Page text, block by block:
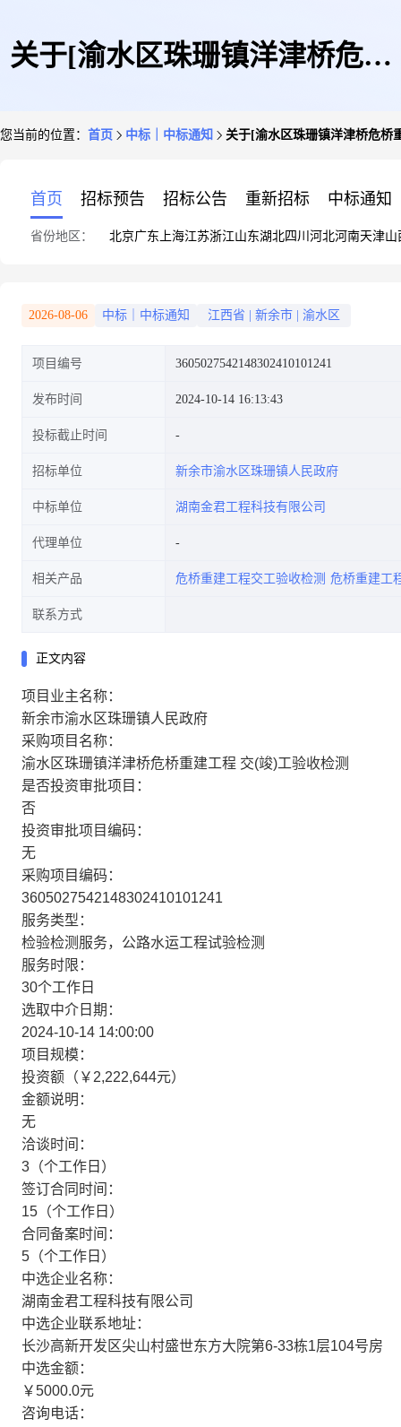
关于[渝水区珠珊镇洋津桥危桥
您当前的位置： 首页 中标｜中标通知 关于[渝水区珠珊镇洋津桥危桥
首页 招标预告 招标公告 重新招标 中标通知
省份地区： 北京广东 上海江苏浙江山东湖北四川 河北河南天津山
2026-08-06 中标｜中标通知 江西省 新余市 渝水区
项目编号 3605027542148302410101241
发布时间 2024-10-14 16:13:43
投标截止时间
招标单位 新余市渝水区珠珊镇人民政府
中标单位 湖南金君工程科技有限公司
代理单位
相关产品 危桥重建工程交工验收检测 危桥重建工
联系方式
正文内容
项目业主名称：
新余市渝水区珠珊镇人民政府
采购项目名称：
渝水区珠珊镇洋津桥危桥重建工程 交(竣)工验收检测
是否投资审批项目：
否
投资审批项目编码：
无
采购项目编码：
3605027542148302410101241
服务类型：
检验检测服务，公路水运工程试验检测
服务时限：
30个工作日
选取中介日期：
2024-10-14 14:00:00
项目规模：
投资额（￥2,222,644元）
金额说明：
无
洽谈时间：
3（个工作日）
签订合同时间：
15（个工作日）
合同备案时间：
5（个工作日）
中选企业名称：
湖南金君工程科技有限公司
中选企业联系地址：
长沙高新开发区尖山村盛世东方大院第6-33栋1层104号房
中选金额：
￥5000.0元
咨询电话：